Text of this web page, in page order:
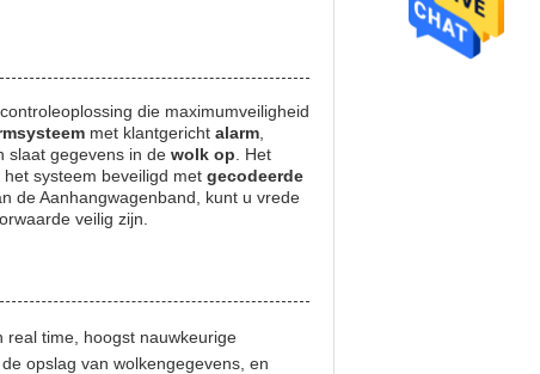
die maximumveiligheid
met klantgericht alarm
slaat gegevens in de wolk op . Het
systeem beveiligd met gecodeerde
de Aanhangwagenband, kunt u vrede
veilig zijn.
real time, hoogst nauwkeurige
opslag van wolkengegevens, en